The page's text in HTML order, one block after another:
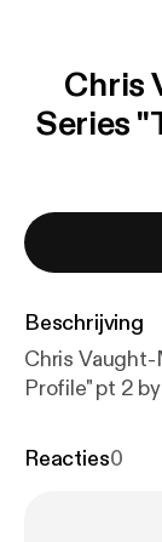
Chris
Series
Beschrijving
Chris
Profile" pt 2
Reacties0